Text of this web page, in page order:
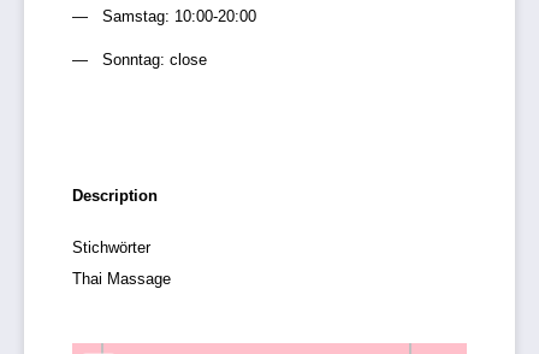
Samstag: 10:00-20:00
Sonntag: close
Description
Stichwörter
Thai Massage